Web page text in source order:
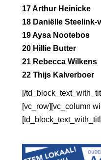
17 Arthur Heinicke
18 Daniëlle Steelink-
19 Aysa Nootebos
20 Hillie Butter
21 Rebecca Wilkens
22 Thijs Kalverboer
[/
[vc_row][vc_column